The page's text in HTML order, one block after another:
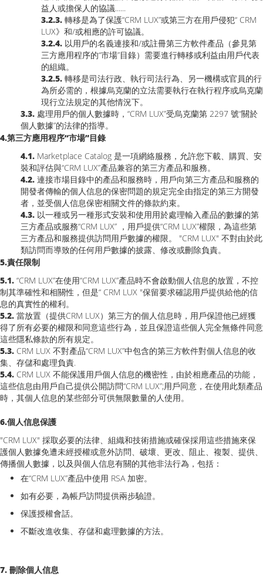
益人或擔保人的協議......
3.2.3. 轉移是為了保護“CRM LUX”或第三方在用戶侵犯“ CRM
LUX》和/或相應的許可協議。
3.2.4. 以用戶的名義連接和/或註冊第三方軟件產品（參見第
三方應用程序的“市場”目錄）需要進行轉移或利益由用戶代表
的組​​織。
3.2.5. 轉移是司法行政、執行司法行為、另一機構或官員的行
為所必需的，根據烏克蘭的立法需要執行在執行程序或烏克蘭
現行立法規定的其他情況下。
3.3. 處理用戶的個人數據時，“CRM LUX”受烏克蘭第 2297 號“關於
個人數據”的法律的指導。
4.第三方應用程序“市場”目錄
4.1. Marketplace Catalog 是一項網絡服務，允許您下載、購買、安
裝和評估與“CRM LUX”產品兼容的第三方產品和服務。
4.2. 連接市場目錄中的產品和服務時，用戶向第三方產品和服務的
開發者傳輸的個人信息的保密問題的規定完全由指定的第三方開發
者，並受個人信息保密相關文件的條款約束。
4.3. 以一種或另一種形式安裝和使用用於處理輸入產品的數據的第
三方產品或服務“CRM LUX” ，用戶提供“CRM LUX”權限，為這些第
三方產品和服務提供訪問用戶數據的權限。 "CRM LUX" 不對由於此
類訪問而導致的任何用戶數據的披露、修改或刪除負責。
5.責任限制
5.1. “CRM LUX”在使用“CRM LUX”產品時不會啟動個人信息的放置，不控
制其準確性和相關性，但是“ CRM LUX "保留要求確認用戶提供給他的信
息的真實性的權利。
5.2. 當放置（提供CRM LUX）第三方的個人信息時，用戶保證他已經獲
得了所有必要的權限和同意這些行為，並且保證這些個人完全無條件同意
這些隱私條款的所有規定。
5.3. CRM LUX 不對產品“CRM LUX”中包含的第三方軟件對個人信息的收
集、存儲和處理負責.
5.4. CRM LUX 不能保護用戶個人信息的機密性，由於相應產品的功能，
這些信息由用戶自己提供公開訪問“CRM LUX”;用戶同意，在使用此類產品
時，其個人信息的某些部分可供無限數量的人使用。
6.個人信息保護
"CRM LUX" 採取必要的法律、組織和技術措施或確保採用這些措施來保
護個人數據免遭未經授權或意外訪問、破壞、更改、阻止、複製、提供、
傳播個人數據，以及與個人信息有關的其他非法行為，包括：
在“CRM LUX”產品中使用 RSA 加密。
如有必要，為帳戶訪問提供兩步驗證。
保護授權會話。
不斷改進收集、存儲和處理數據的方法。
7. 刪除個人信息